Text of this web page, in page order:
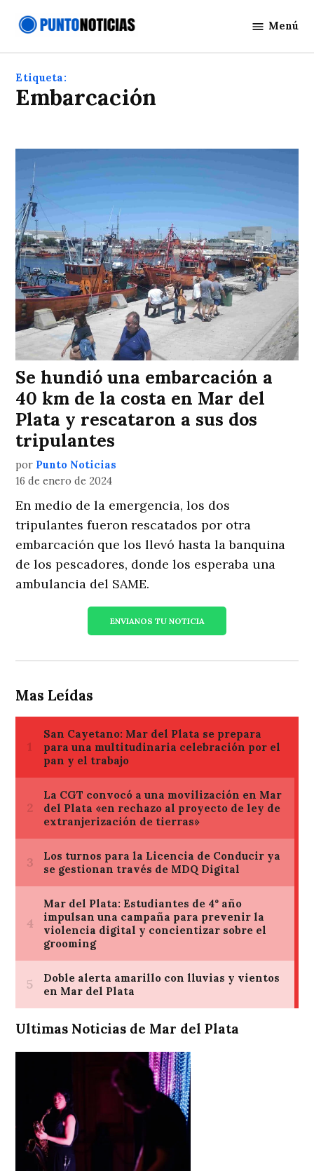
Noticias
Menú
Etiqueta:
embarcación
Se hundió una embarcación a
40 km de la costa en Mar del
Plata y rescataron a sus dos
tripulantes
por Punto Noticias
16 de enero de 2024
En medio de la emergencia, los dos
tripulantes fueron rescatados por otra
embarcación que los llevó hasta la banquina
de los pescadores, donde los esperaba una
ambulancia del SAME.
ENVIANOS TU NOTICIA
Mas Leídas
Ultimas Noticias de Mar del Plata